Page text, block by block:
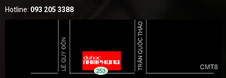
Hotline: 093 205 3388